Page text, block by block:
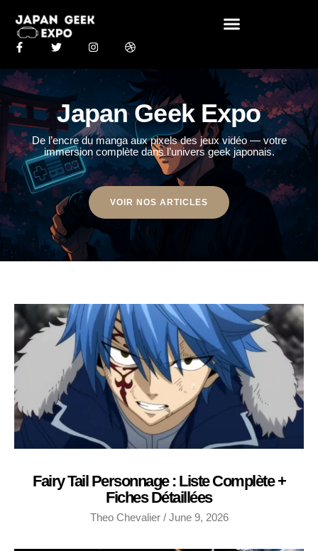
Japan Geek Expo
De l’encre du manga aux pixels des jeux vidéo — votre
immersion complète dans l’univers geek japonais.
VOIR NOS ARTICLES
Fairy Tail Personnage : Liste Complète +
Fiches Détaillées
Theo Chevalier June 9, 2026